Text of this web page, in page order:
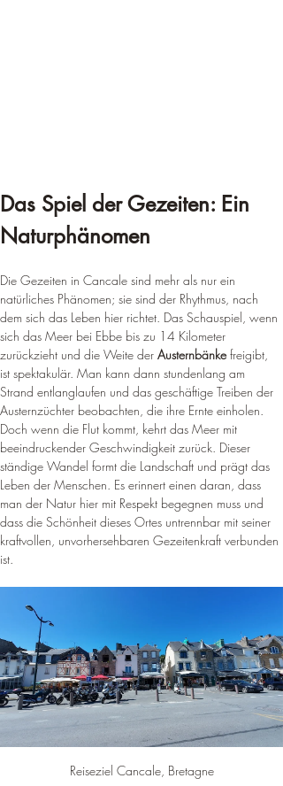
Das Spiel der Gezeiten: Ein
Naturphänomen
Die Gezeiten in Cancale sind mehr als nur ein
natürliches Phänomen; sie sind der Rhythmus, nach
dem sich das Leben hier richtet. Das Schauspiel, wenn
sich das Meer bei Ebbe bis zu 14 Kilometer
zurückzieht und die Weite der Austernbänke freigibt,
ist spektakulär. Man kann dann stundenlang am
Strand entlanglaufen und das geschäftige Treiben der
Austernzüchter beobachten, die ihre Ernte einholen.
Doch wenn die Flut kommt, kehrt das Meer mit
beeindruckender Geschwindigkeit zurück. Dieser
ständige Wandel formt die Landschaft und prägt das
Leben der Menschen. Es erinnert einen daran, dass
man der Natur hier mit Respekt begegnen muss und
dass die Schönheit dieses Ortes untrennbar mit seiner
kraftvollen, unvorhersehbaren Gezeitenkraft verbunden
ist.
Reiseziel Cancale, Bretagne